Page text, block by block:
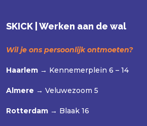
SKICK | Werken aan de wal
Wil je ons persoonlijk ontmoeten?
Haarlem → Kennemerplein 6 – 14
Almere → Veluwezoom 5
Rotterdam → Blaak 16